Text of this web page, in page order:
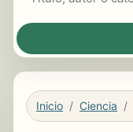
Inicio Ciencia